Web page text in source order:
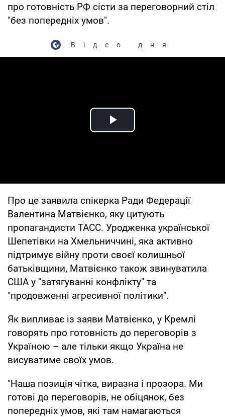
про готовність РФ сісти за переговорний стіл
"без попередніх умов".
Відео дня
Play Video
Про це заявила спікерка Ради Федерації
Валентина Матвієнко, яку цитують
пропагандисти ТАСС. Уродженка української
Шепетівки на Хмельниччині, яка активно
підтримує війну проти своєї колишньої
батьківщини, Матвієнко також звинуватила
США у "затягуванні конфлікту" та
"продовженні агресивної політики".
Як випливає із заяви Матвієнко, у Кремлі
говорять про готовність до переговорів з
Україною – але тільки якщо Україна не
висуватиме своїх умов.
"Наша позиція чітка, виразна і прозора. Ми
готові до переговорів, не обіцянок, без
попередніх умов, які там намагаються